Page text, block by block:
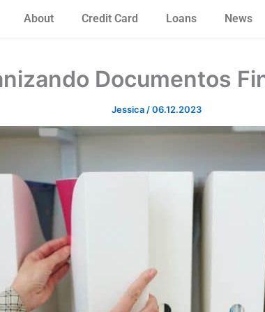
About Credit Card Loans News
Documentos
Jessica /06.12.2023